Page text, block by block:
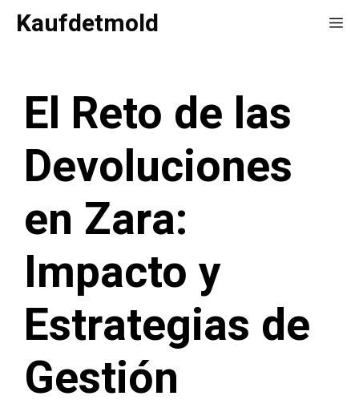
SaltarKaufdetmold
El Reto de las
Devoluciones
en Zara:
Impacto y
Estrategias de
Gestión